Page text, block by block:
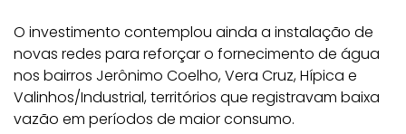
O investimento contemplou ainda a instalação de
novas redes para reforçar o fornecimento de água
nos bairros Jerônimo Coelho, Vera Cruz, Hípica e
Valinhos/Industrial, territórios que registravam baixa
vazão em períodos de maior consumo.